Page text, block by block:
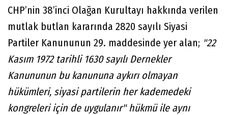
CHP’nin 38’inci Olağan Kurultayı hakkında verilen
mutlak butlan kararında 2820 sayılı Siyasi
Partiler Kanununun 29. maddesinde yer alan; "22
Kasım 1972 tarihli 1630 sayılı Dernekler
Kanununun bu kanununa aykırı olmayan
hükümleri, siyasi partilerin her kademedeki
kongreleri için de uygulanır" hükmü ile aynı